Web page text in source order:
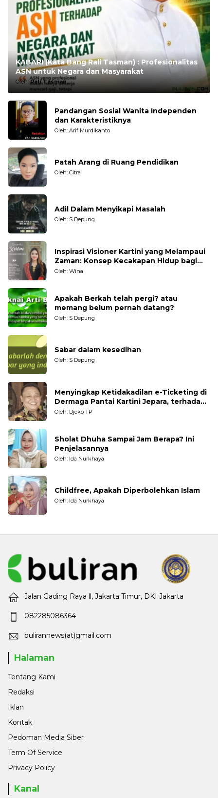
KABARI (Kata Bang Rali Tasman) : Profesionalitas
ASN untuk Negara dan Masyarakat
Oleh:Rali Tasman
Pandangan Sosial Wanita Independen
dan Karakteristiknya
Oleh: Arif Murdikanto
Patah Arang di Ruang Pendidikan
Oleh: Citra
Adil Dalam Menyikapi Masalah
Oleh: S Depung
Inspirasi Visioner Kartini yang Melampaui
Zaman: Konsep Kecakapan Hidup bagi
Generasi Muda
Oleh: Wina
Apakah Berkah telah pergi? atau
memang belum pernah datang?
Oleh: S Depung
Sabar dalam kesedihan
Oleh: S Depung
Menyingkap Ketidakadilan e-Ticketing di
Dermaga Pantai Kartini Jepara, terhadap
Nelayan Tradisional
Oleh: Djoko TP
Sholat Dhuha Sampai Jam Berapa? Ini
Penjelasannya
Oleh: Ida Nurkhaya
Childfree, Apakah Diperbolehkan Islam
Oleh: Ida Nurkhaya
Jalan Gading Raya ll, Jakarta Timur, DKI Jakarta
082285086364
bulirannews(at)gmail.com
Halaman
Tentang Kami
Redaksi
Iklan
Kontak
Pedoman Media Siber
Term Of Service
Privacy Policy
Kanal